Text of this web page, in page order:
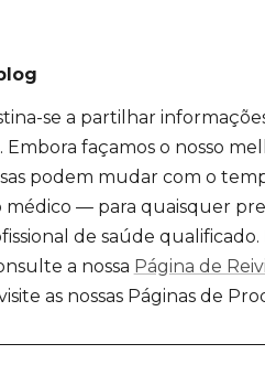
se a partilhar
Embora façamos o nosso
podem mudar com o
— para quaisquer
de saúde qualificado.
a nossa Página de
as nossas Páginas de